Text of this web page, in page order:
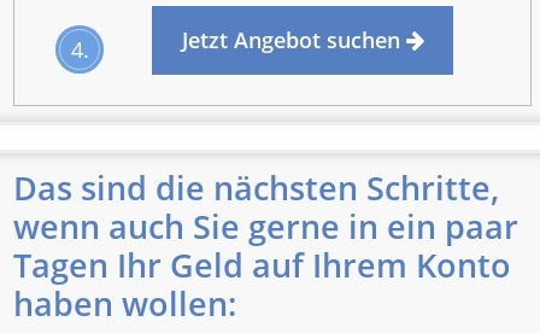
4. Jetzt Angebot suchen
Das sind die nächsten Schritte,
wenn auch Sie gerne in ein paar
Tagen Ihr Geld auf Ihrem Konto
haben wollen: